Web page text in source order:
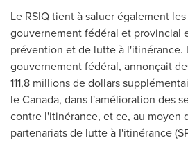
Le RSIQ tient à saluer également
gouvernement fédéral et provincial
prévention et de lutte à l'itinérance.
gouvernement fédéral, annonçait
111,8 millions de dollars
leCanada, dans l'amélioration des
contre l'itinérance, et ce, au moyen
partenariats de lutte à I'itinérance